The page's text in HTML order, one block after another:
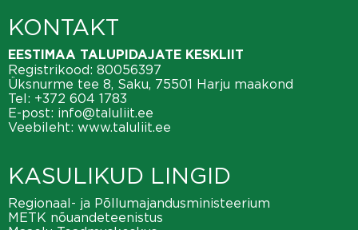
KONTAKT
EESTIMAA TALUPIDAJATE KESKLIIT
Registrikood: 80056397
Üksnurme tee 8, Saku, 75501 Harju maakond
Tel: +372 604 1783
E-post: info@taluliit.ee
Veebileht: www.taluliit.ee
KASULIKUD LINGID
Regionaal- ja Põllumajandusministeerium
METK nõuandeteenistus